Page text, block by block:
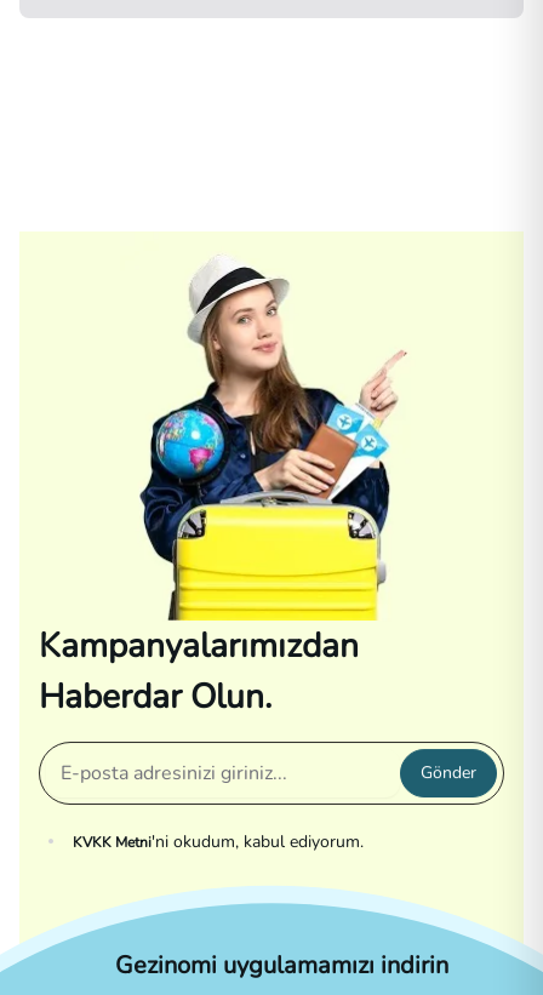
Kampanyalarımızdan
Haberdar Olun.
Gönder
KVKK Metni'ni okudum, kabul ediyorum.
Gezinomi uygulamamızı indirin